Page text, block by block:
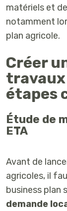
matériels et
notamment
plan agricole.
Créer
travaux
étapes
Étude de
ETA
Avant de
agricoles, il
business plan
demande